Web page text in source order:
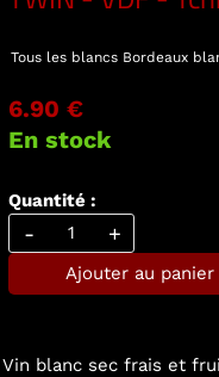
Tous les blancs Bordeaux
6.90 €
En stock
Quantité :
- +
Ajouter au panier
Vin blanc sec frais et